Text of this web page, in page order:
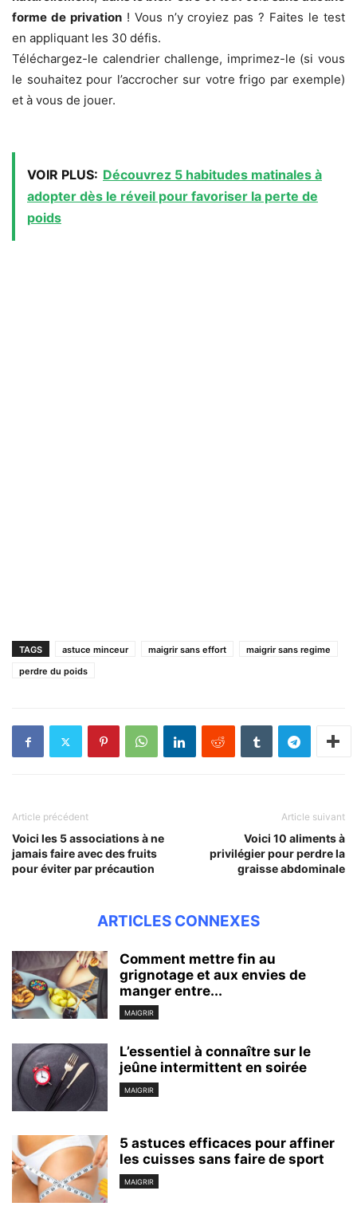
forme de privation! Vous n’y croyiez pas ? Faites le test
en appliquant les 30 défis.
Téléchargez-le calendrier challenge, imprimez-le (si vous
le souhaitez pour l’accrocher sur votre frigo par exemple)
et à vous de jouer.
VOIR PLUS: Découvrez 5 habitudes matinales à
adopter dès le réveil pour favoriser la perte de
poids
TAGS astuce minceur maigrir sans effort
maigrir sans regime
perdre du poids
Article précédent
Voici les 5 associations à ne
jamais faire avec des fruits
pour éviter par précaution
Article suivant
Voici 10 aliments à
privilégier pour perdre la
graisse abdominale
ARTICLES CONNEXES
Comment mettre fin au
grignotage et aux envies de
manger entre...
MAIGRIR
L’essentiel à connaître sur le
jeûne intermittent en soirée
MAIGRIR
5 astuces efficaces pour affiner
les cuisses sans faire de sport
MAIGRIR